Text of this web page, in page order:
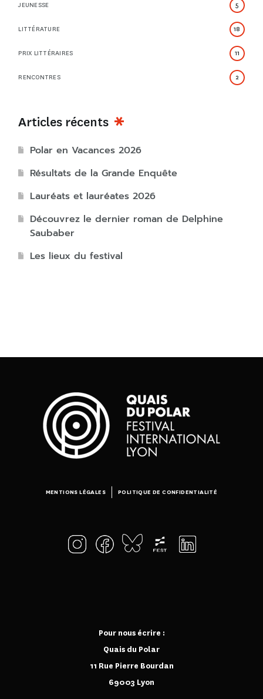
JEUNESSE 5
LITTÉRATURE 18
PRIX LITTÉRAIRES 11
RENCONTRES 2
Articles récents
Polar en Vacances 2026
Résultats de la Grande Enquête
Lauréats et lauréates 2026
Découvrez le dernier roman de Delphine
Saubaber
Les lieux du festival
Pour nous écrire :
Quais du Polar
11 Rue Pierre Bourdan
69003 Lyon
MENTIONS LÉGALES POLITIQUE DE CONFIDENTIALITÉ